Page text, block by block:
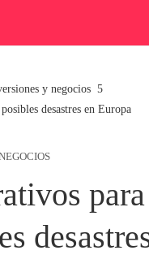
y negocios
desastres en Europa
para